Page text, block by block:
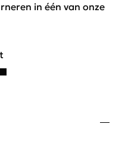
in één van onze